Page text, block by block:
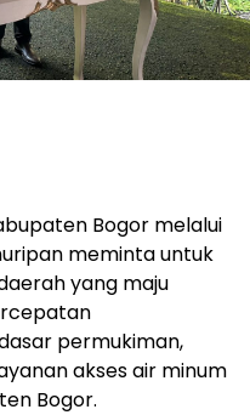
Bogor melalui
meminta untuk
yang maju
permukiman,
akses air minum
Bogor.